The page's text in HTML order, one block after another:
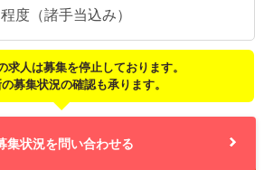
度（諸手当込み）
求人は募集を停止しております。
募集状況の確認も承ります。
集状況を問い合わせる